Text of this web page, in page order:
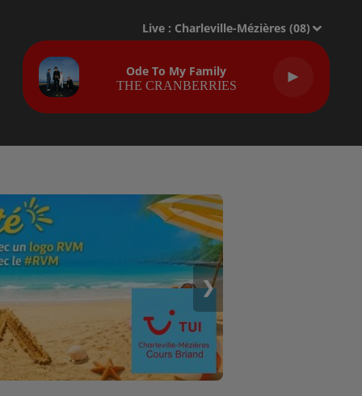
Live : Charleville-Mézières (08)
Ode To My Family
THE CRANBERRIES
❯